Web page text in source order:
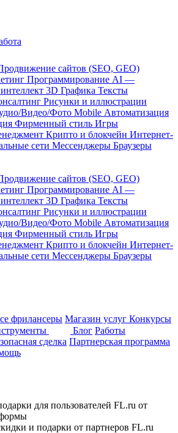
сайтов (SEO, GEO)
Программирование AI —
3D Графика Тексты
Рисунки и иллюстрации
Видео/Фото Mobile Автоматизация
Фирменный стиль Игры
Крипто и блокчейн Интернет-
сети Мессенджеры Браузеры
сайтов (SEO, GEO)
Программирование AI —
3D Графика Тексты
Рисунки и иллюстрации
Видео/Фото Mobile Автоматизация
Фирменный стиль Игры
Крипто и блокчейн Интернет-
сети Мессенджеры Браузеры
фрилансеры Магазин услуг Конкурсы
Блог Работы
сделка Партнерская программа
для пользователей FL.ru от
и подарки от партнеров FL.ru